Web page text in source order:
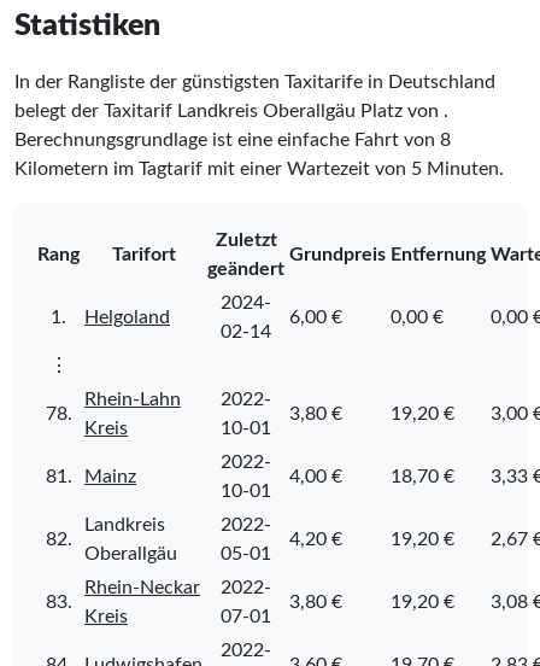
Statistiken
In der Rangliste der günstigsten Taxitarife in Deutschland
belegt der Taxitarif Landkreis Oberallgäu Platz von .
Berechnungsgrundlage ist eine einfache Fahrt von 8
Kilometern im Tagtarif mit einer Wartezeit von 5 Minuten.
Rang Tarifort
Zuletzt
geändert
Grundpreis Entfernung
1. Helgoland
2024-
02-14
6,00 € 0,00 € 0,00
⋮
78.
Rhein-Lahn
Kreis
2022-
10-01
3,80 € 19,20 € 3,00
81. Mainz
2022-
10-01
4,00 € 18,70 € 3,33
82.
Landkreis
Oberallgäu
2022-
05-01
4,20 € 19,20 € 2,67
83.
Rhein-Neckar
Kreis
2022-
07-01
3,80 € 19,20 € 3,08
2022-